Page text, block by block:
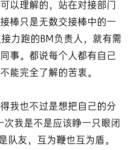
以理解的，站在对接部门
棒只是无数交接棒中的一
力跑的BM负责人，就有需
事。都说每个人都有自己
能完全了解的苦衷。
我也不过是想把自己的分
次我是不是应该睁一只眼闭
队友，互为鞭也互为盾。